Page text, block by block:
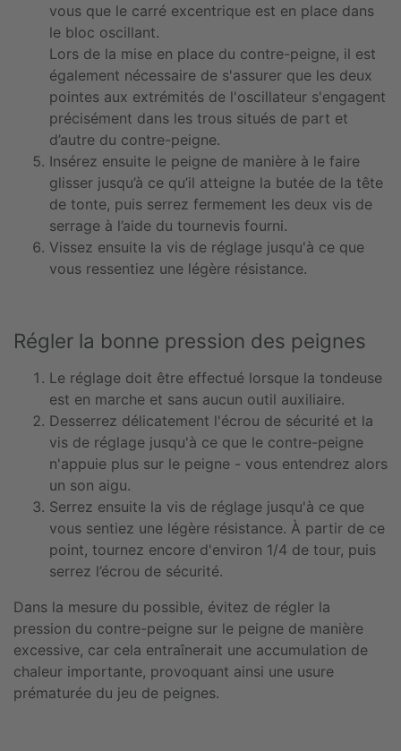
vous que le carré excentrique est en place dans
le bloc oscillant.
Lors de la mise en place du contre-peigne, il est
également nécessaire de s'assurer que les deux
pointes aux extrémités de l'oscillateur s'engagent
précisément dans les trous situés de part et
d’autre du contre-peigne.
Insérez ensuite le peigne de manière à le faire
glisser jusqu’à ce qu’il atteigne la butée de la tête
de tonte, puis serrez fermement les deux vis de
serrage à l’aide du tournevis fourni.
Vissez ensuite la vis de réglage jusqu'à ce que
vous ressentiez une légère résistance.
Régler la bonne pression des peignes
Le réglage doit être effectué lorsque la tondeuse
est en marche et sans aucun outil auxiliaire.
Desserrez délicatement l'écrou de sécurité et la
vis de réglage jusqu'à ce que le contre-peigne
n'appuie plus sur le peigne - vous entendrez alors
un son aigu.
Serrez ensuite la vis de réglage jusqu'à ce que
vous sentiez une légère résistance. À partir de ce
point, tournez encore d'environ 1/4 de tour, puis
serrez l’écrou de sécurité.
Dans la mesure du possible, évitez de régler la
pression du contre-peigne sur le peigne de manière
excessive, car cela entraînerait une accumulation de
chaleur importante, provoquant ainsi une usure
prématurée du jeu de peignes.